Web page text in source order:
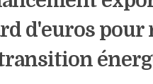
d'euros pour